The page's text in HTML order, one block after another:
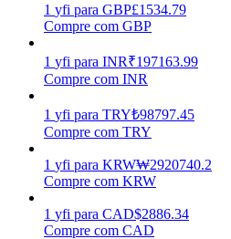
Estacamento
1 yfi para GBP£1534.79
Compre com GBP
1 yfi para INR₹197163.99
Compre com INR
1 yfi para TRY₺98797.45
Compre com TRY
1 yfi para KRW₩2920740.2
Compre com KRW
1 yfi para CAD$2886.34
Compre com CAD